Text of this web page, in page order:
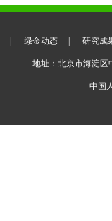
|绿金动态 |研究成
地址：北京市海淀区
中国